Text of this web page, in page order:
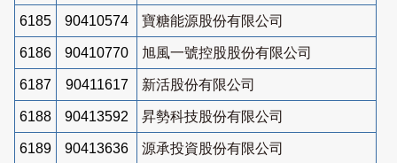
6185 90410574 寶糖能源股份有限公司
6186 90410770 旭風一號控股股份有限公司
6187 90411617 新活股份有限公司
6188 90413592 昇勢科技股份有限公司
6189 90413636 源承投資股份有限公司